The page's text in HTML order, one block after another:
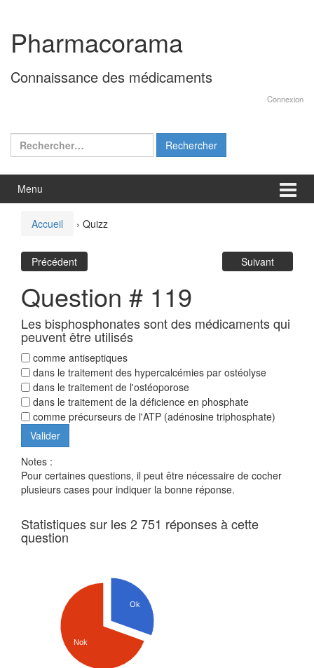
contenu
menu
principal
Pharmacorama
Connaissance des médicaments
Connexion
Rechercher :
Menu
Accueil › Quizz
Précédent Suivant
Question # 119
Les bisphosphonates sont des médicaments qui
peuvent être utilisés
comme antiseptiques
dans le traitement des hypercalcémies par ostéolyse
dans le traitement de l'ostéoporose
dans le traitement de la déficience en phosphate
comme précurseurs de l'ATP (adénosine triphosphate)
Notes :
Pour certaines questions, il peut être nécessaire de cocher
plusieurs cases pour indiquer la bonne réponse.
Statistiques sur les 2 751 réponses à cette
question
Ok
Nok